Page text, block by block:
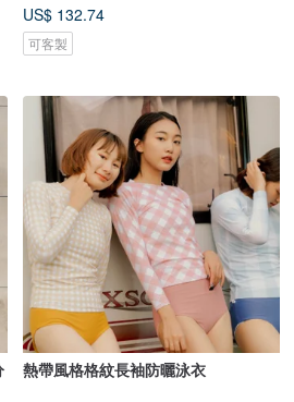
US$ 132.74
可客製
熱帶風格格紋長袖防曬泳衣